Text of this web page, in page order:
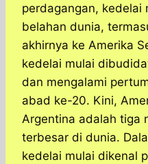
perdagangan, kedelai
belahan dunia,
akhirnya ke Amerika
kedelai mulai
dan mengalami
abad ke-20. Kini,
Argentina adalah tiga
terbesar di dunia.
kedelai mulai dikenal